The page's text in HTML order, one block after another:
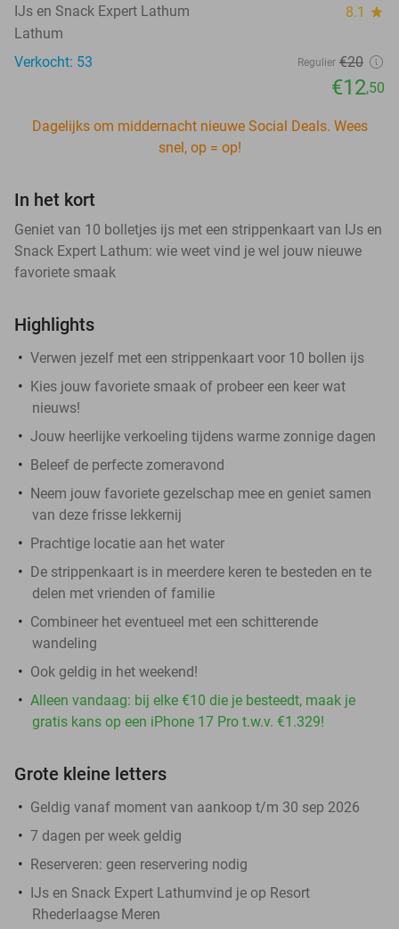
IJs en Snack Expert Lathum 8.1 star
Lathum
Verkocht: 53
Regulier €20
€12,50
Dagelijks om middernacht nieuwe Social Deals. Wees
snel, op = op!
In het kort
Geniet van 10 bolletjes ijs met een strippenkaart van IJs en
Snack Expert Lathum: wie weet vind je wel jouw nieuwe
favoriete smaak
Highlights
Verwen jezelf met een strippenkaart voor 10 bollen ijs
Kies jouw favoriete smaak of probeer een keer wat
nieuws!
Jouw heerlijke verkoeling tijdens warme zonnige dagen
Beleef de perfecte zomeravond
Neem jouw favoriete gezelschap mee en geniet samen
van deze frisse lekkernij
Prachtige locatie aan het water
De strippenkaart is in meerdere keren te besteden en te
delen met vrienden of familie
Combineer het eventueel met een schitterende
wandeling
Ook geldig in het weekend!
Alleen vandaag: bij elke €10 die je besteedt, maak je
gratis kans op een iPhone 17 Pro t.w.v. €1.329!
Grote kleine letters
Geldig vanaf moment van aankoop t/m 30 sep 2026
7 dagen per week geldig
Reserveren: geen reservering nodig
IJs en Snack Expert Lathumvind je op Resort
Rhederlaagse Meren